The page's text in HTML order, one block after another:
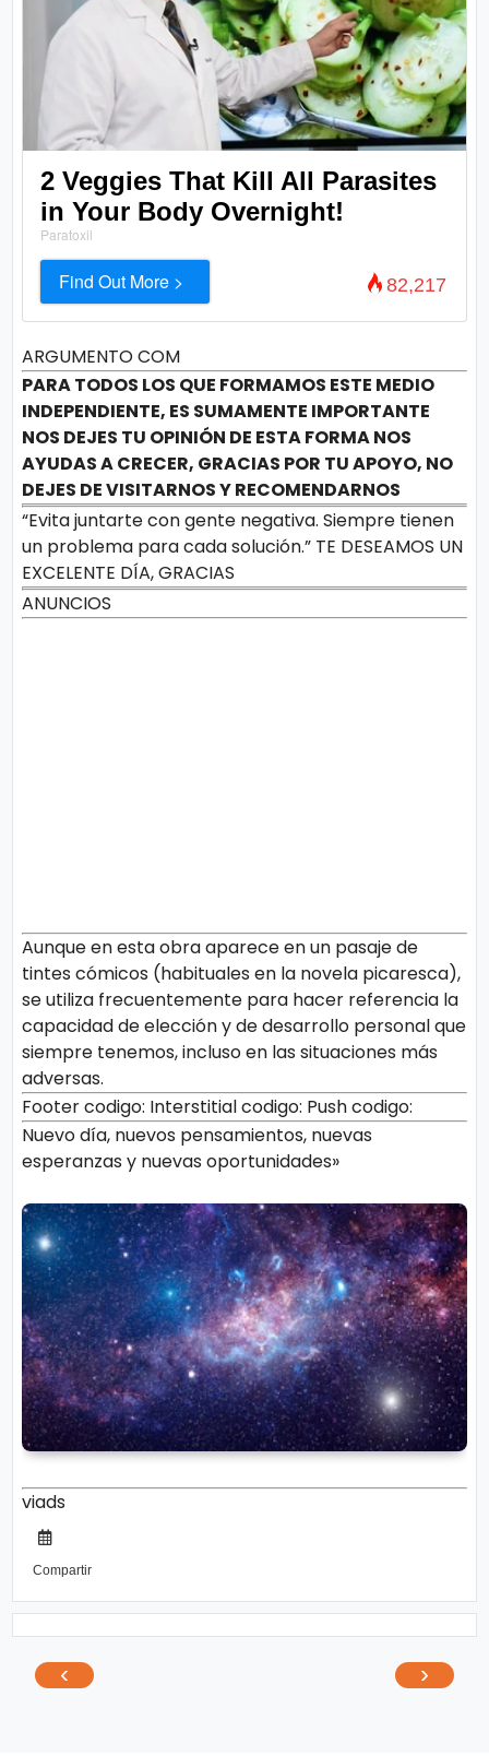
2 Veggies That Kill All Parasites
in Your Body Overnight!
Paratoxil
Find Out More > 82,217
ARGUMENTO COM
PARA TODOS LOS QUE FORMAMOS ESTE MEDIO
INDEPENDIENTE, ES SUMAMENTE IMPORTANTE
NOS DEJES TU OPINIÓN DE ESTA FORMA NOS
AYUDAS A CRECER, GRACIAS POR TU APOYO, NO
DEJES DE VISITARNOS Y RECOMENDARNOS
“Evita juntarte con gente negativa. Siempre tienen
un problema para cada solución.” TE DESEAMOS UN
EXCELENTE DÍA, GRACIAS
ANUNCIOS
Aunque en esta obra aparece en un pasaje de
tintes cómicos (habituales en la novela picaresca),
se utiliza frecuentemente para hacer referencia la
capacidad de elección y de desarrollo personal que
siempre tenemos, incluso en las situaciones más
adversas.
Footer codigo: Interstitial codigo: Push codigo:
Nuevo día, nuevos pensamientos, nuevas
esperanzas y nuevas oportunidades»
viads
Compartir
‹ ›